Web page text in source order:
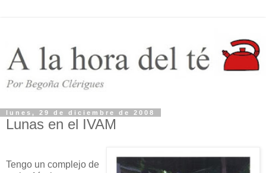
lunes, 29 de diciembre de 2008
Lunas en el IVAM
Tengo un complejo de